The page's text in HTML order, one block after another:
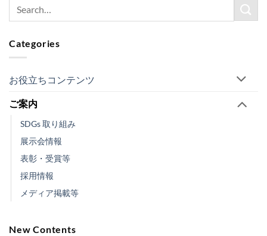
Categories
お役立ちコンテンツ
ご案内
SDGs 取り組み
展示会情報
表彰・受賞等
採用情報
メディア掲載等
New Contents